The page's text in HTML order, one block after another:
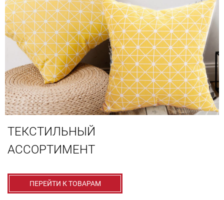
ТЕКСТИЛЬНЫЙ
АССОРТИМЕНТ
ПЕРЕЙТИ К ТОВАРАМ